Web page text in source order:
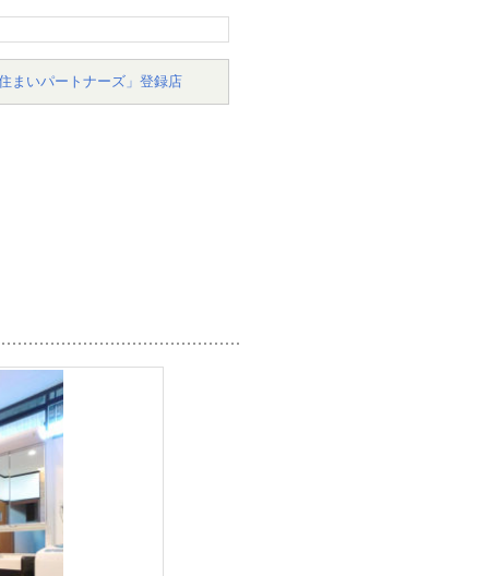
まいパートナーズ」登録店